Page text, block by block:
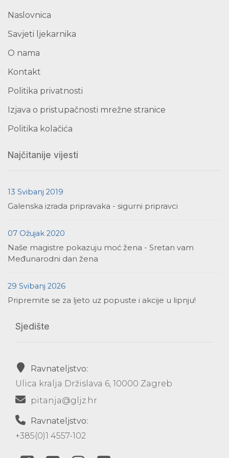
Naslovnica
Savjeti ljekarnika
O nama
Kontakt
Politika privatnosti
Izjava o pristupačnosti mrežne stranice
Politika kolačića
Najčitanije vijesti
13 Svibanj 2019
Galenska izrada pripravaka - sigurni pripravci
07 Ožujak 2020
Naše magistre pokazuju moć žena - Sretan vam
Međunarodni dan žena
29 Svibanj 2026
Pripremite se za ljeto uz popuste i akcije u lipnju!
Sjedište
Ravnateljstvo:
Ulica kralja Držislava 6, 10000 Zagreb
pitanja@gljz.hr
Ravnateljstvo:
+385(0)1 4557-102